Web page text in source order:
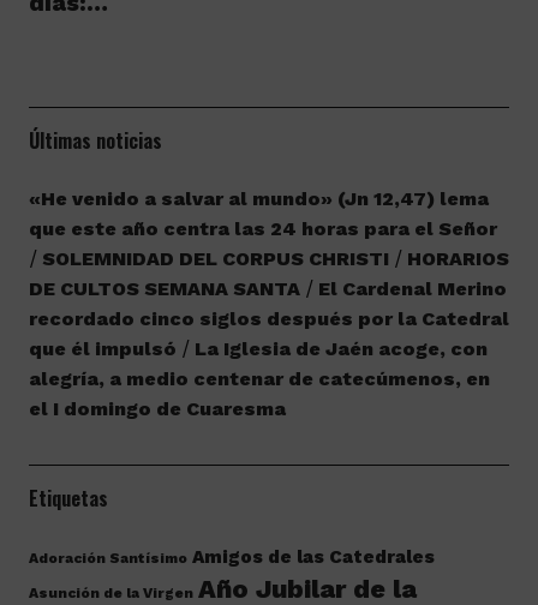
Últimas noticias
«He venido a salvar al mundo» (Jn 12,47) lema
que este año centra las 24 horas para el Señor
SOLEMNIDAD DEL CORPUS CHRISTI
HORARIOS
DE CULTOS SEMANA SANTA
El Cardenal Merino
recordado cinco siglos después por la Catedral
que él impulsó
La Iglesia de Jaén acoge, con
alegría, a medio centenar de catecúmenos, en
el I domingo de Cuaresma
Etiquetas
Adoración Santísimo Amigos de las Catedrales
Asunción de la Virgen Año Jubilar de la